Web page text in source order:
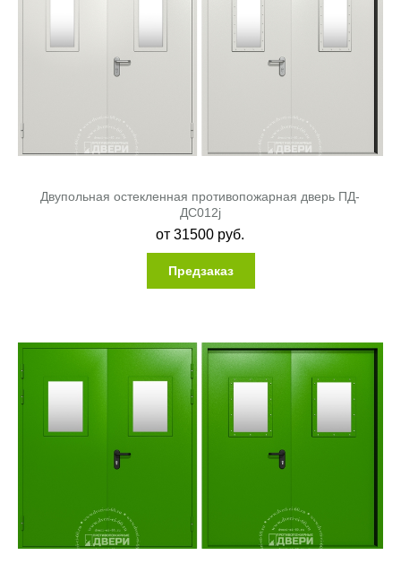
Двупольная остекленная противопожарная дверь ПД-
ДC012j
от31500 руб.
Предзаказ